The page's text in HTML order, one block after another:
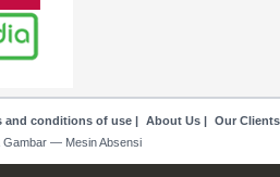
and conditions of use| About Us| Our Clients
Gambar — Mesin Absensi